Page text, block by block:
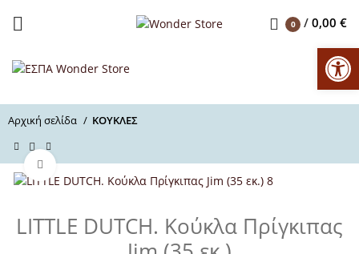
0 / 0,00 €
Αρχική σελίδα ΚΟΥΚΛΕΣ
Μεγέθυνση
LITTLE DUTCH. Κούκλα Πρίγκιπας